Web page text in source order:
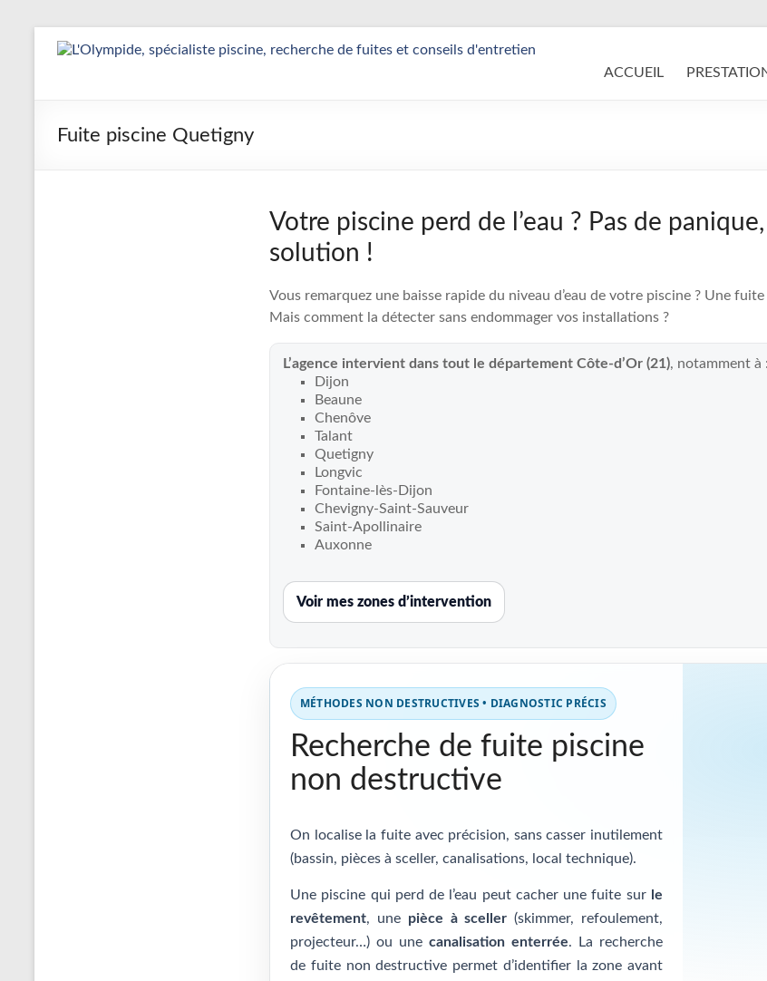
Détection
Réparation
ACCUEIL
Fuite piscine Quetigny
Votre piscine perd de l’eau ? Pas de
solution !
Vous remarquez une baisse rapide du niveau d’eau de votre piscine ? Une
Mais comment la détecter sans endommager vos installations ?
L’agence intervient dans tout le département Côte-d’Or (21), notamment à :
Dijon
Beaune
Chenôve
Talant
Quetigny
Longvic
Fontaine-lès-Dijon
Chevigny-Saint-Sauveur
Saint-Apollinaire
Auxonne
Voir mes zones d’intervention
MÉTHODES NON DESTRUCTIVES • DIAGNOSTIC PRÉCIS
Recherche de fuite piscine
non destructive
On localise la fuite avec précision, sans casser inutilement
(bassin, pièces à sceller, canalisations, local technique).
Une piscine qui perd de l’eau peut cacher une fuite sur le
revêtement, une pièce à sceller (skimmer, refoulement,
projecteur…) ou une canalisation enterrée. La recherche
de fuite non destructive permet d’identifier la zone avant